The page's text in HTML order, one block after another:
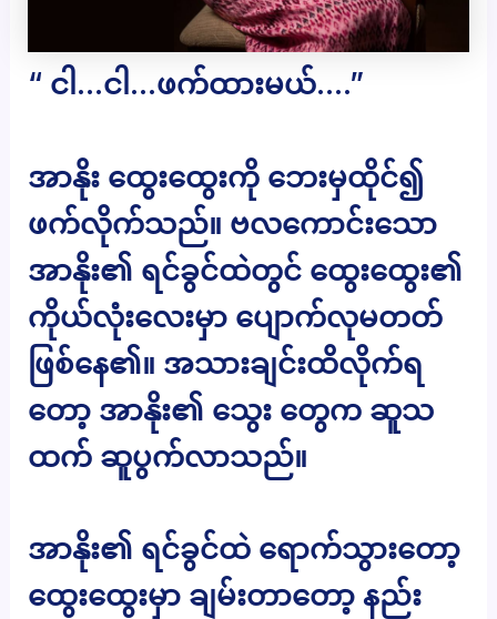
“ ငါ…ငါ…ဖက်ထားမယ်….”
အာနိုး ထွေးထွေးကို ဘေးမှထိုင်၍
ဖက်လိုက်သည်။ ဗလကောင်းသော
အာနိုး၏ ရင်ခွင်ထဲတွင် ထွေးထွေး၏
ကိုယ်လုံးလေးမှာ ပျောက်လုမတတ်
ဖြစ်နေ၏။ အသားချင်းထိလိုက်ရ
တော့ အာနိုး၏ သွေး တွေက ဆူသ
ထက် ဆူပွက်လာသည်။
အာနိုး၏ ရင်ခွင်ထဲ ရောက်သွားတော့
ထွေးထွေးမှာ ချမ်းတာတော့ နည်း